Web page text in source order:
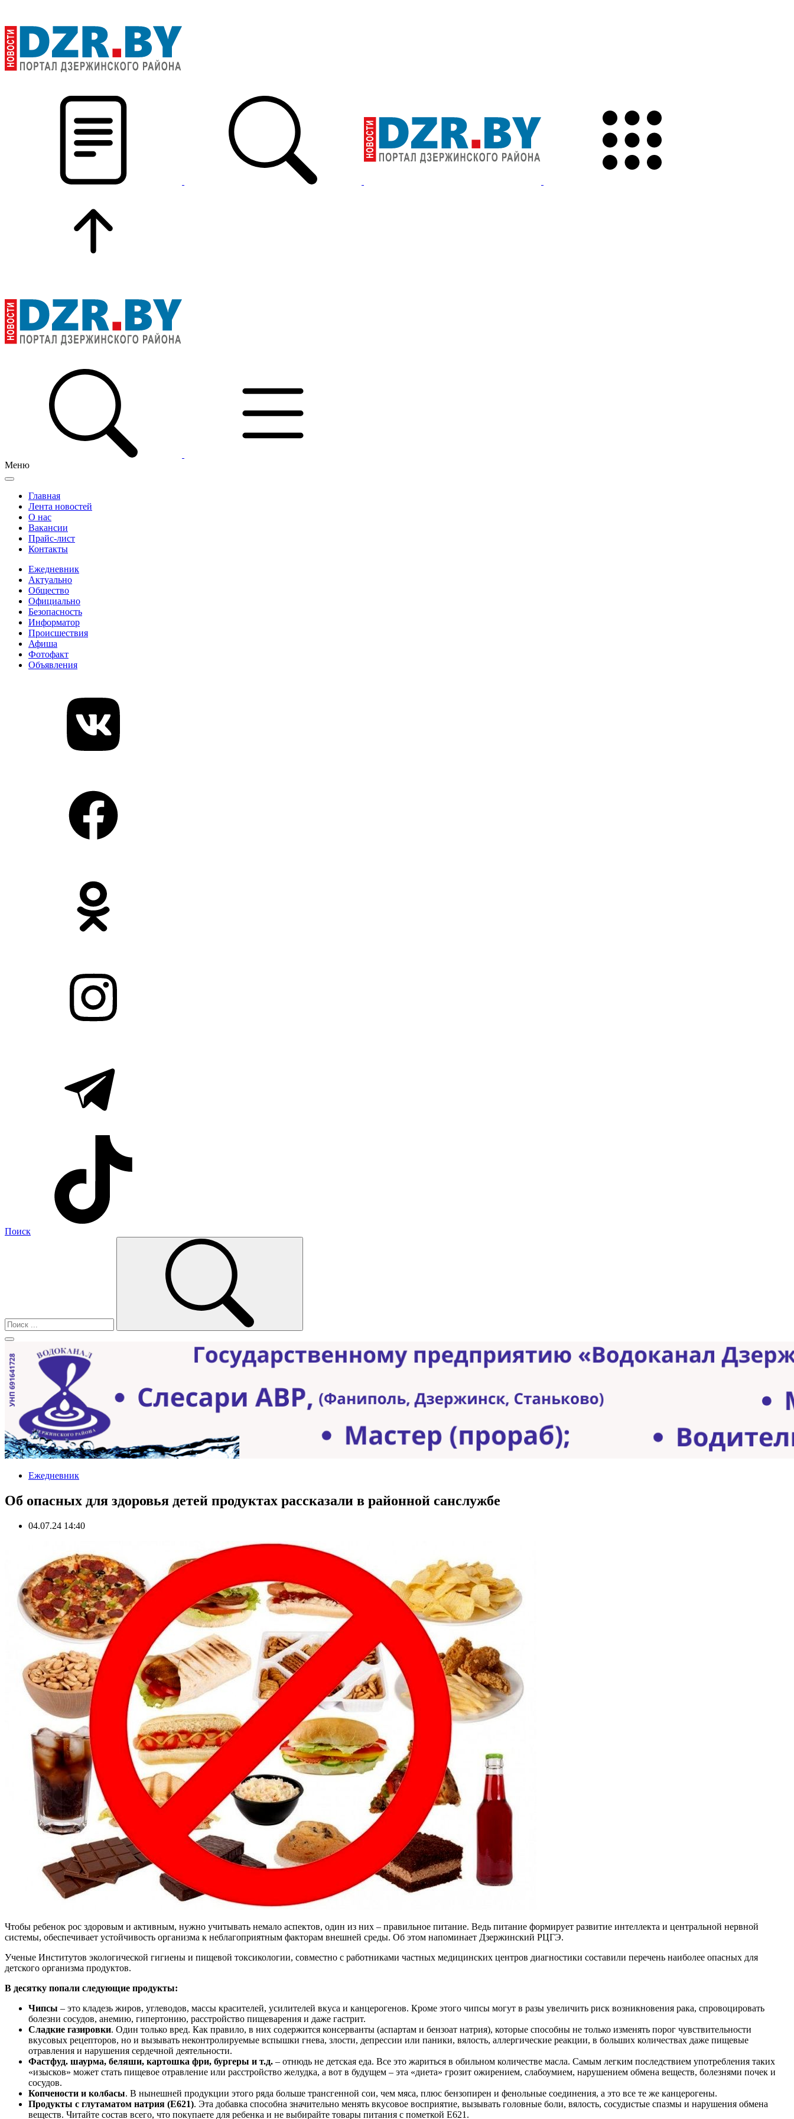
Меню
Главная
Лента новостей
О нас
Вакансии
Прайс-лист
Контакты
Ежедневник
Актуально
Общество
Официально
Безопасность
Информатор
Происшествия
Афиша
Фотофакт
Объявления
Поиск
Ежедневник
Об опасных для здоровья детей продуктах рассказали в районной санслужбе
04.07.24 14:40
Чтобы ребенок рос здоровым и активным, нужно учитывать немало аспектов, один из них – правильное питание. Ведь питание формирует развитие интеллекта и центральной нервной
системы, обеспечивает устойчивость организма к неблагоприятным факторам внешней среды. Об этом напоминает Дзержинский РЦГЭ.
Ученые Институтов экологической гигиены и пищевой токсикологии, совместно с работниками частных медицинских центров диагностики составили перечень наиболее опасных для
детского организма продуктов.
В десятку попали следующие продукты:
Чипсы – это кладезь жиров, углеводов, массы красителей, усилителей вкуса и канцерогенов. Кроме этого чипсы могут в разы увеличить риск возникновения рака, спровоцировать
болезни сосудов, анемию, гипертонию, расстройство пищеварения и даже гастрит.
Сладкие газировки. Один только вред. Как правило, в них содержится консерванты (аспартам и бензоат натрия), которые способны не только изменять порог чувствительности
вкусовых рецепторов, но и вызывать неконтролируемые вспышки гнева, злости, депрессии или паники, вялость, аллергические реакции, в больших количествах даже пищевые
отравления и нарушения сердечной деятельности.
Фастфуд. шаурма, беляши, картошка фри, бургеры и т.д. – отнюдь не детская еда. Все это жариться в обильном количестве масла. Самым легким последствием употребления таких
«изысков» может стать пищевое отравление или расстройство желудка, а вот в будущем – эта «диета» грозит ожирением, слабоумием, нарушением обмена веществ, болезнями почек и
сосудов.
Копчености и колбасы. В нынешней продукции этого ряда больше трансгенной сои, чем мяса, плюс бензопирен и фенольные соединения, а это все те же канцерогены.
Продукты с глутаматом натрия (Е621). Эта добавка способна значительно менять вкусовое восприятие, вызывать головные боли, вялость, сосудистые спазмы и нарушения обмена
веществ. Читайте состав всего, что покупаете для ребенка и не выбирайте товары питания с пометкой Е621.